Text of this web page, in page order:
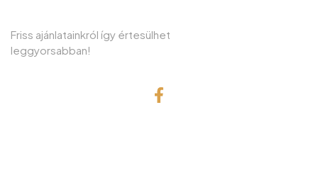
Friss ajánlatainkról így értesülhet
leggyorsabban!